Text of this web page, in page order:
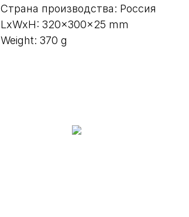
Страна производства: Россия
LxWxH: 320x300x25 mm
Weight: 370 g